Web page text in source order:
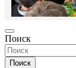
Поиск
Поиск